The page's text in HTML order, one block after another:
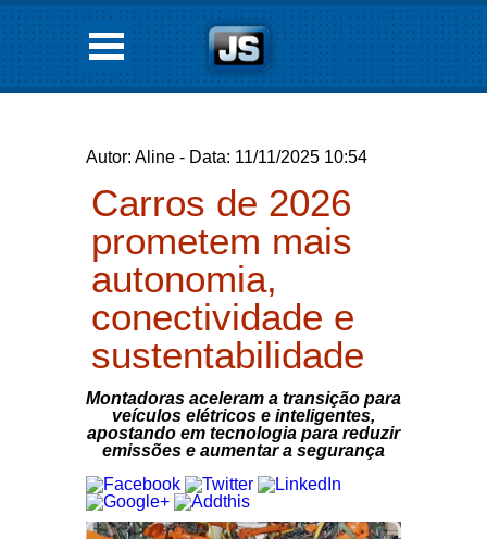
Autor: Aline - Data: 11/11/2025 10:54
Carros de 2026
prometem mais
autonomia,
conectividade e
sustentabilidade
Montadoras aceleram a transição para
veículos elétricos e inteligentes,
apostando em tecnologia para reduzir
emissões e aumentar a segurança